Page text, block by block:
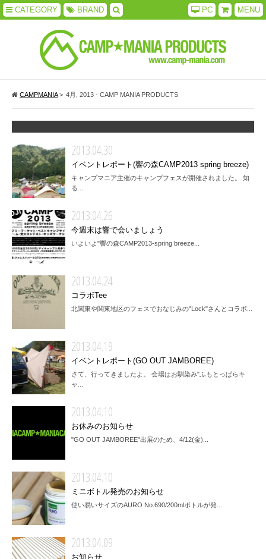
CATEGORY BRAND MENU
PC
CAMPMANIA> 4月, 2013 - CAMP MANIA PRODUCTS
2013.04.30
イベントレポート(響の森CAMP2013 spring breeze)
キャンプマニア主催のキャンプフェスが開催されました。 知
る...
2013.04.26
今週末は響で会いましょう
いよいよ"響の森CAMP2013-spring breeze...
2013.04.24
コラボTee
北関東や関東地区のフェスでおなじみの"Lock"さんとコラボ...
2013.04.19
イベントレポート(GO OUT JAMBOREE)
さて、行ってきましたよ。 会場はお馴染み"ふもとっぱらキ
ャ...
2013.04.10
お休みのお知らせ
"GO OUT JAMBOREE"出展のため、4/12(金)...
2013.04.10
ミニボトル発売のお知らせ
使い易いサイズのAURO No.690/200mlボトルが発...
2013.04.09
お知らせ…